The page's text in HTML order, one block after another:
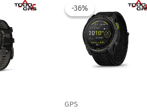
-36%
-36%
GPS